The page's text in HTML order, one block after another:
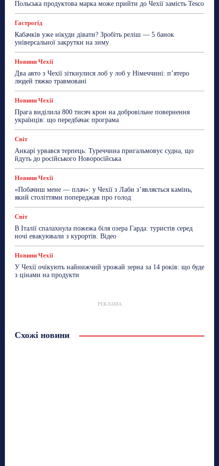
ТехноМанія
Топ-новини Фоторепортаж
Польська продуктова марка може прийти до Чехії замість Tesco
Гастрогід
Кабачків уже нікуди дівати? Зробіть реліш — 5 банок
універсальної закрутки на зиму
Новини Чехії
Два авто з Чехії зіткнулися лоб у лоб у Німеччині: п’ятеро
людей тяжко травмовані
Новини Чехії
Прага виділила 800 тисяч крон на добровільне повернення
українців: що передбачає програма
Світ
Анкарі урвався терпець: Туреччина пригальмовує судна, що
йдуть до російського Новоросійська
Новини Чехії
«Побачиш мене — плач»: у Чехії з Лаби з’являється камінь,
який століттями попереджав про голод
Світ
В Італії спалахнула пожежа біля озера Гарда: туристів серед
ночі евакуювали з курортів. Відео
Новини Чехії
У Чехії очікують найнижчий урожай зерна за 14 років: що буде
з цінами на продукти
РЕКЛАМА
Схожі новини